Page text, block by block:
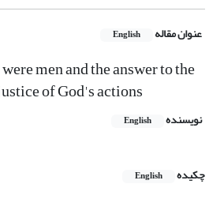
عنوان مقاله English
men and the answer to the
of God's actions
نویسنده English
چکیده
English